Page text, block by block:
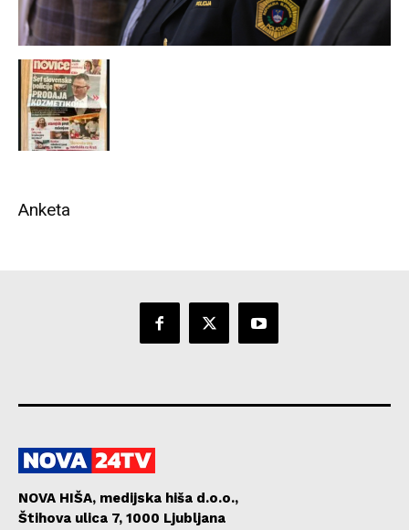
Anketa
NOVA HIŠA, medijska hiša d.o.o.,
Štihova ulica 7, 1000 Ljubljana